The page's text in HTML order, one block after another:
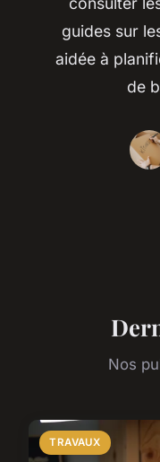
guides sur
aidée à
de
Nos
TRAVAUX